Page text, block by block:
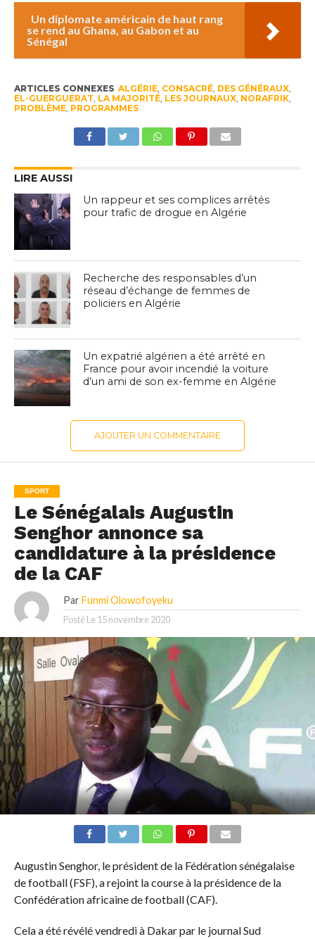
Un diplomate américain de haut rang
se rend au Ghana, au Gabon et au
Sénégal
ARTICLES CONNEXES ALGÉRIE, CONSACRÉ, DES GÉNÉRAUX,
EL-GUERGUERAT LA MAJORITÉ, LES JOURNAUX, NORAFRIK,
PROBLÈME, PROGRAMMES
LIRE AUSSI
Un rappeur et ses complices arrêtés
pour trafic de drogue en Algérie
Recherche des responsables d’un
réseau d’échange de femmes de
policiers en Algérie
Un expatrié algérien a été arrêté en
France pour avoir incendié la voiture
d’un ami de son ex-femme en Algérie
AJOUTER UN COMMENTAIRE
SPORT
Le Sénégalais Augustin
Senghor annonce sa
candidature à la présidence
de la CAF
Par Funmi Olowofoyeku
Posté Le 15 novembre 2020
Augustin Senghor, le président de la Fédération sénégalaise
de football (FSF), a rejoint la course à la présidence de la
Confédération africaine de football (CAF).
Cela a été révélé vendredi à Dakar par le journal Sud